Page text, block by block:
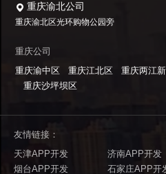
重庆渝北公司
重庆渝北区光环购物公园旁
重庆公司
重庆渝中区
重庆江北区 重庆两江
重庆沙坪坝区
友情链接：
天津APP开发
济南APP开发
烟台APP开发
石家庄APP开